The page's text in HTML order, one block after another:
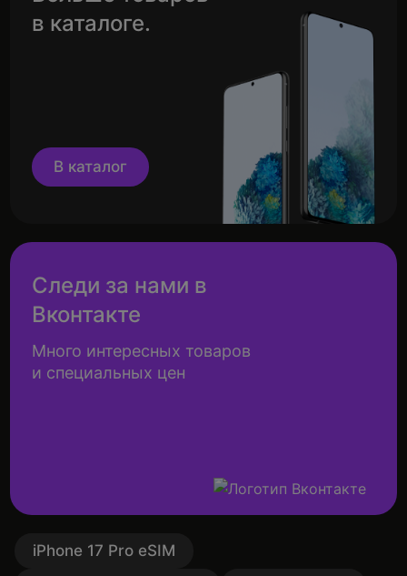
в каталоге.
В каталог
Следи за нами в
Вконтакте
Много интересных товаров
и специальных цен
iPhone 17 Pro eSIM